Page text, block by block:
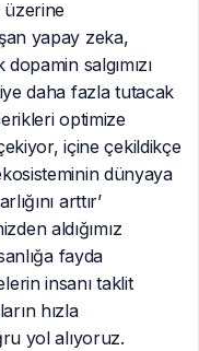
üzerine
yapay zeka,
salgımızı
daha fazla tutacak
optimize
içine çekildikçe
dünyaya
arttır’
aldığımız
fayda
insanı taklit
hızla
yol alıyoruz.